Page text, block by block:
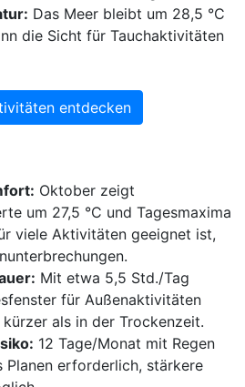
Das Meer bleibt um 28,5 °C
die Sicht für Tauchaktivitäten
entdecken
Oktober zeigt
um 27,5 °C und Tagesmaxima
viele Aktivitäten geeignet ist,
Mit etwa 5,5 Std./Tag
für Außenaktivitäten
als in der Trockenzeit.
12 Tage/Monat mit Regen
Planen erforderlich, stärkere